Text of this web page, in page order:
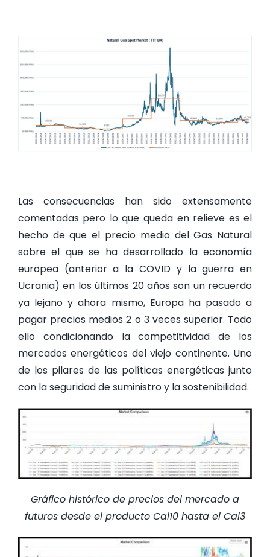
Las consecuencias han sido extensamente
comentadas pero lo que queda en relieve es el
hecho de que el precio medio del Gas Natural
sobre el que se ha desarrollado la economía
europea (anterior a la COVID y la guerra en
Ucrania) en los últimos 20 años son un recuerdo
ya lejano y ahora mismo, Europa ha pasado a
pagar precios medios 2 o 3 veces superior. Todo
ello condicionando la competitividad de los
mercados energéticos del viejo continente. Uno
de los pilares de las políticas energéticas junto
con la seguridad de suministro y la sostenibilidad.
Gráfico histórico de precios del mercado a
futuros desde el producto Cal10 hasta el Cal3